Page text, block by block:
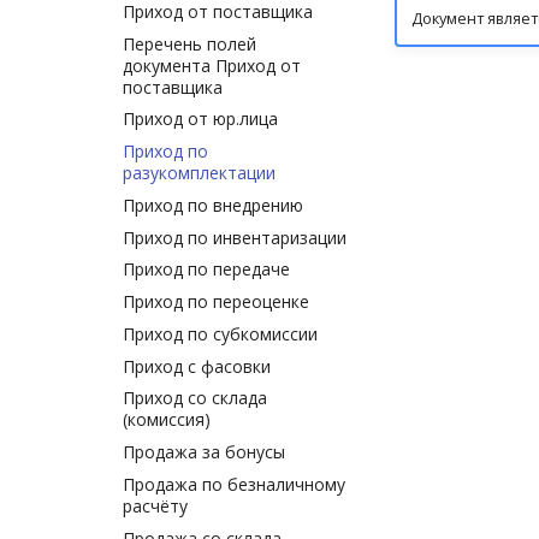
Сверка товаров по SGTIN
с МДЛП
Информация по упаковке
Информация по коробам
Изменение свойств
товаров ГИС МТ
Привязка единиц
измерения
Приход от поставщика
Перечень полей
документа Приход от
поставщика
Приход от юр.лица
Приход по
разукомплектации
Приход по внедрению
Приход по инвентаризации
Приход по передаче
Приход по переоценке
Приход по субкомиссии
Приход с фасовки
Приход со склада
(комиссия)
Продажа за бонусы
Продажа по безналичному
расчёту
Документ